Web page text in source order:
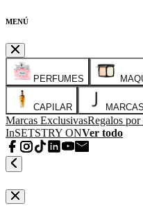
MENÚ
PERFUMES
CAPILAR MARCAS
Marcas ExclusivasRegalos por
InSETSTRY ONVer todo